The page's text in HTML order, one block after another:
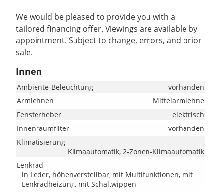
We would be pleased to provide you with a
tailored financing offer. Viewings are available by
appointment. Subject to change, errors, and prior
sale.
Innen
Ambiente-Beleuchtung
vorhanden
Armlehnen
Mittelarmlehne
Fensterheber
elektrisch
Innenraumfilter
vorhanden
Klimatisierung
Klimaautomatik, 2-Zonen-Klimaautomatik
Lenkrad
in Leder, höhenverstellbar, mit Multifunktionen, mit
Lenkradheizung, mit Schaltwippen